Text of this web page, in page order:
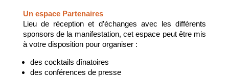
Un espace Partenaires
Lieu de réception et d’échanges avec les différents
sponsors de la manifestation, cet espace peut être mis
à votre disposition pour organiser :
des cocktails dînatoires
des conférences de presse